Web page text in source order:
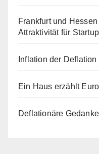
Frankfurt und
Attraktivität für
Inflation der Deflation
Ein Haus erzählt
Deflationäre